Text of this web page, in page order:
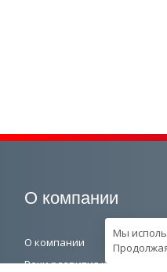
О компании
О компании
Вехи развития компании
Мы